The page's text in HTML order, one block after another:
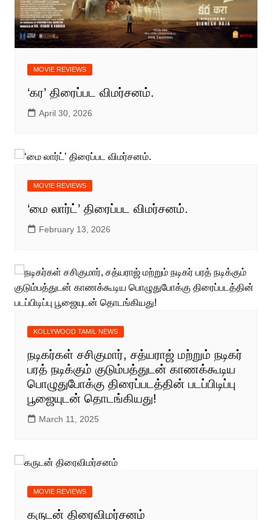
MOVIE REVIEWS
‘கர’ திரைப்பட விமர்சனம்.
April 30, 2026
MOVIE REVIEWS
‘மை லார்ட்’ திரைப்பட விமர்சனம்.
February 13, 2026
KOLLYWOOD TAMIL NEWS
நடிகர்கள் சசிகுமார், சத்யராஜ் மற்றும் நடிகர்
பரத் நடிக்கும் குடும்பத்துடன் காணக்கூடிய
பொழுதுபோக்கு திரைப்படத்தின் படப்பிடிப்பு
பூஜையுடன் தொடங்கியது!
March 11, 2025
MOVIE REVIEWS
கருடன் திரைவிமர்சனம்